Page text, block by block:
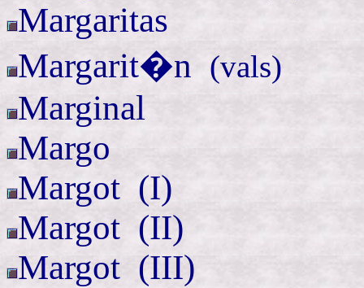
Margaritas
Margarit�n (vals)
Marginal
Margo
Margot (I)
Margot (II)
Margot (III)